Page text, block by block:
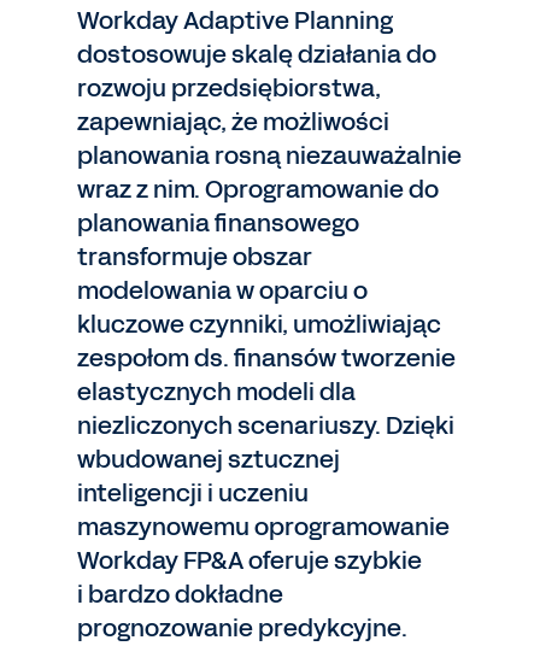
Workday Adaptive Planning
dostosowuje skalę działania do
rozwoju przedsiębiorstwa,
zapewniając, że możliwości
planowania rosną niezauważalnie
wraz z nim. Oprogramowanie do
planowania finansowego
transformuje obszar
modelowania w oparciu o
kluczowe czynniki, umożliwiając
zespołom ds. finansów tworzenie
elastycznych modeli dla
niezliczonych scenariuszy. Dzięki
wbudowanej sztucznej
inteligencji i uczeniu
maszynowemu oprogramowanie
Workday FP&A oferuje szybkie
i bardzo dokładne
prognozowanie predykcyjne.